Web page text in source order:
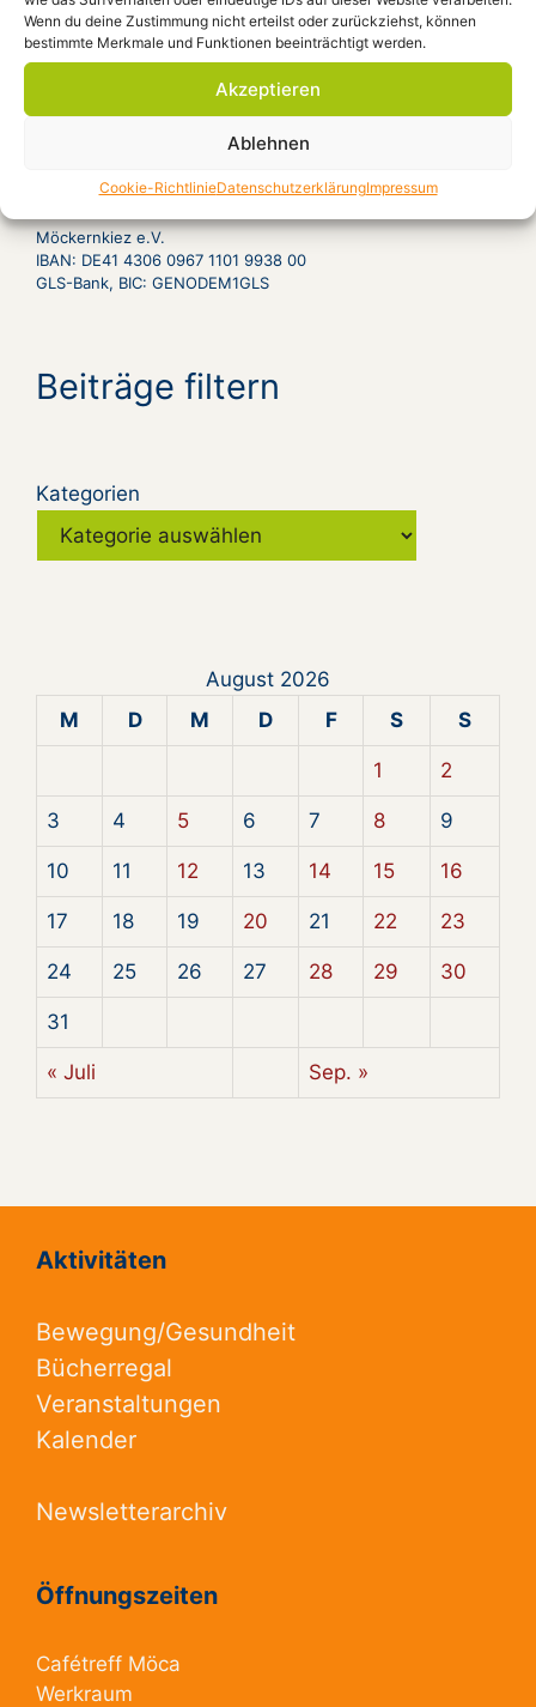
Wenn du deine Zustimmung nicht erteilst oder zurückziehst, können
bestimmte Merkmale und Funktionen beeinträchtigt werden.
Akzeptieren
Ablehnen
Cookie-RichtlinieDatenschutzerklärungImpressum
Aug. 23, 18:00Film: „Gundalena von
Weizsäcker geb. Wille – Ein Leben im 20.
Spendenkonto
Möckernkiez e.V.
IBAN: DE41 4306 0967 1101 9938 00
GLS-Bank, BIC: GENODEM1GLS
Beiträge filtern
Kategorien
August 2026
M
D M D F S S
1 2
3 4 5 6 7 8 9
10 11 12 13 14 15 16
17 18 19 20 21 22 23
24 25 26 27 28 29 30
31
« Juli Sep. »
Aktivitäten
Bewegung/Gesundheit
Bücherregal
Veranstaltungen
Kalender
Newsletterarchiv
Öffnungszeiten
Cafétreff Möca
Werkraum